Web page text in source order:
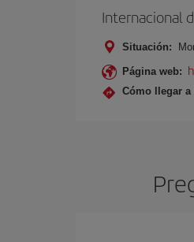
Internacional
Situación:
Página web:
Cómo llegar a